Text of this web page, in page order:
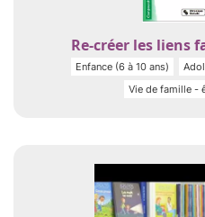
Re-créer les liens
Enfance (6 à 10 ans)
Vie de famille -